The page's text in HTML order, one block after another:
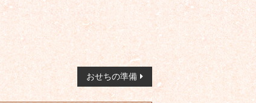
おせちの準備